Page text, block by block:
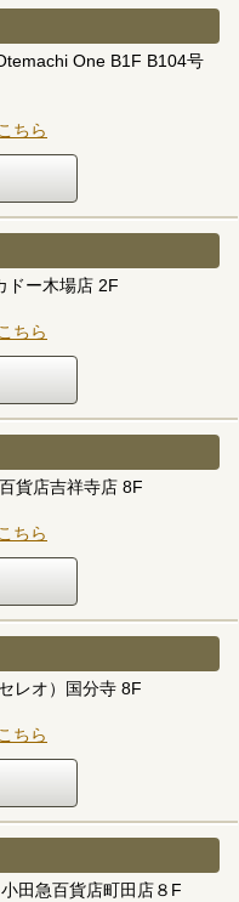
One B1F B104号
ちら
ドー木場店 2F
ちら
貨店吉祥寺店 8F
ちら
レオ）国分寺 8F
ちら
田急百貨店町田店８F